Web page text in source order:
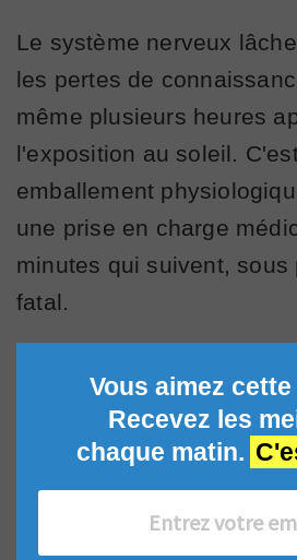
Le système nerveux
les pertes de
même plusieurs heures
l'exposition au soleil.
emballement
une prise en charge
minutes qui suivent, sous
fatal.
Vous aimez
Recevez les
chaque matin.